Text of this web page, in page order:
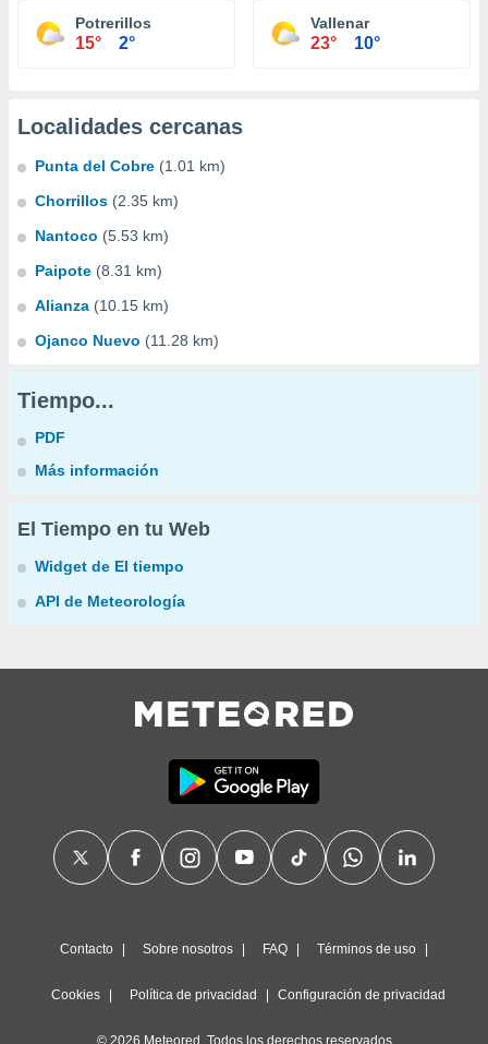
Potrerillos
15° 2°
Vallenar
23° 10°
Localidades cercanas
Punta del Cobre (1.01 km)
Chorrillos (2.35 km)
Nantoco (5.53 km)
Paipote (8.31 km)
Alianza (10.15 km)
Ojanco Nuevo (11.28 km)
Tiempo...
PDF
Más información
El Tiempo en tu Web
Widget de El tiempo
API de Meteorología
Contacto Sobre nosotros FAQ Términos de uso
Cookies Política de privacidad Configuración de privacidad
© 2026 Meteored. Todos los derechos reservados